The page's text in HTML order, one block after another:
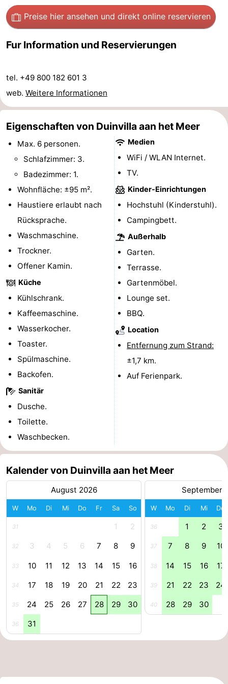
Schoorlse
Duinen
Bergen
aan
-
Bergen
-
duinreservaat
Wijk
aan
-
Natur
Zuid-
Kennermerland
-
Amsterdam
Haarlem
Zandvoort
Südholland
Leiden
Bollenstreek
-
Hollands
Noordwijk
-
Scheveningen
-
Haag
Rotterdam
-
Kontakt
Preise hier ansehen und direkt online reservieren
Fur Information und Reservierungen
tel. +49 800 182 601 3
web. Weitere Informationen
Eigenschaften von Duinvilla aan het Meer
Max. 6 personen.
Schlafzimmer: 3.
Badezimmer: 1.
Wohnfläche: ±95 m².
Haustiere erlaubt nach
Rücksprache.
Waschmaschine.
Trockner.
Offener Kamin.
Küche
Kühlschrank.
Kaffeemaschine.
Wasserkocher.
Toaster.
Spülmaschine.
Backofen.
Sanitär
Dusche.
Toilette.
Waschbecken.
Medien
WiFi / WLAN Internet.
TV.
Kinder-Einrichtungen
Hochstuhl (Kinderstuhl).
Campingbett.
Außerhalb
Garten.
Terrasse.
Gartenmöbel.
Lounge set.
BBQ.
Location
Entfernung zum Strand:
±1,7 km.
Auf Ferienpark.
Kalender von Duinvilla aan het Meer
August 2026
W Mo Di Mi Do Fr Sa So
31 1 2
32 3 4 5 6 7 8 9
33 10 11 12 13 14 15 16
34 17 18 19 20 21 22 23
35 24 25 26 27 28 29 30
36 31
September
W Mo Di Mi Do
36 1 2 3
37 7 8 9 10
38 14 15 16 17
39 21 22 23 24
40 28 29 30